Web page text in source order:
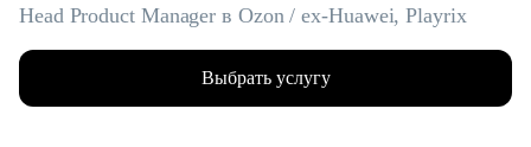
Head Product Manager в Ozon / ex-Huawei, Playrix
Выбрать услугу